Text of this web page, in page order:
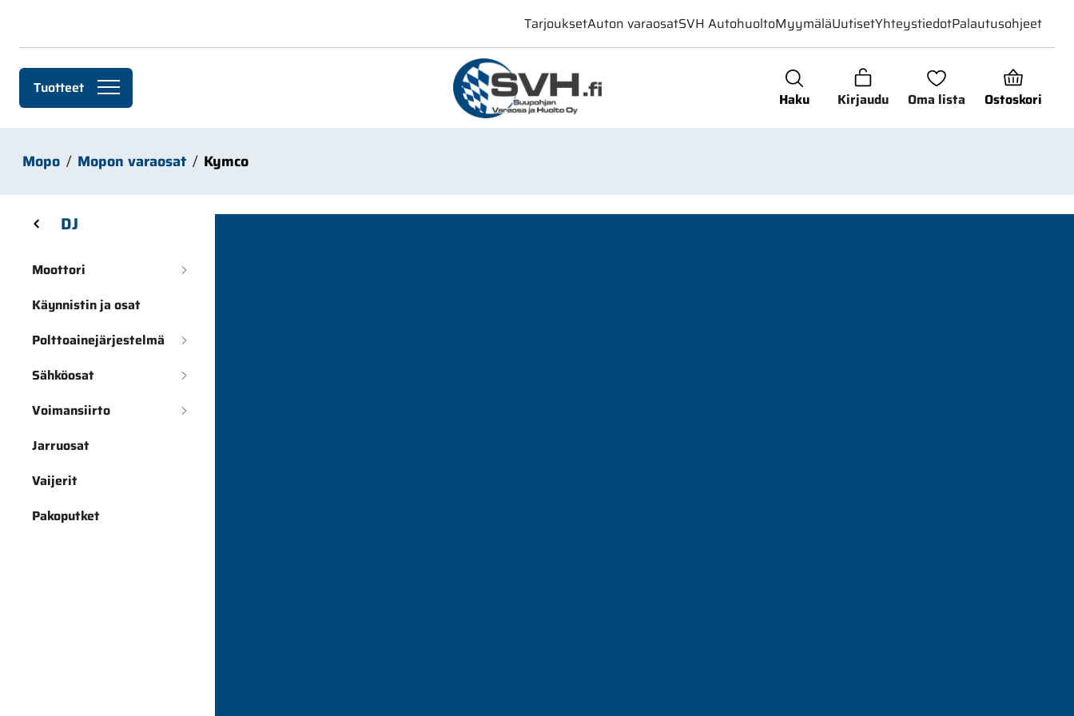
Haku Kirjaudu Oma lista Ostoskori
Tuotteet
TarjouksetAuton varaosatSVH AutohuoltoMyymäläUutisetYhteystiedotPalautusohjeet
Mopo Mopon varaosat
Kymco
Skip sidebar menu
DJ
Moottori
Käynnistin ja osat
Polttoainejärjestelmä
Sähköosat
Voimansiirto
Jarruosat
Vaijerit
Pakoputket